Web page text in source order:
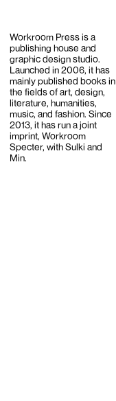
Workroom Press is a
publishing house and
graphic design studio.
Launched in 2006, it has
mainly published books in
the fields of art, design,
literature, humanities,
music, and fashion. Since
2013, it has run a joint
imprint, Workroom
Specter, with Sulki and
Min.